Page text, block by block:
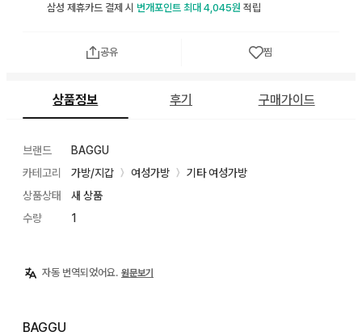
삼성 제휴카드 결제 시 번개포인트 최대 4,045원 적립
공유 찜
상품정보 후기 구매가이드
브랜드
BAGGU
카테고리
가방/지갑 〉 여성가방 〉
기타 여성가방
상품상태
새 상품
수량
1
자동 번역되었어요. 원문보기
BAGGU